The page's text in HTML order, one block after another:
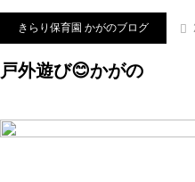
きらり保育園 かがのブログ
戸外遊び😊かがの